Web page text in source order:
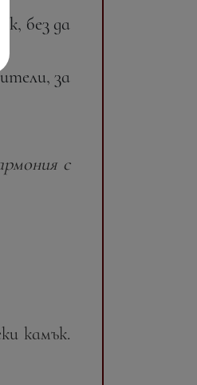
без да
за
с
камък.